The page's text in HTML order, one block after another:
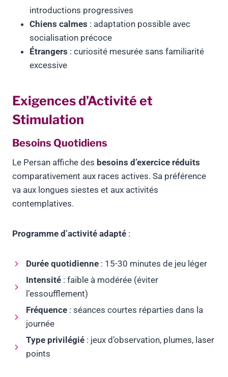
introductions progressives
Chiens calmes : adaptation possible avec
socialisation précoce
Étrangers : curiosité mesurée sans familiarité
excessive
Exigences d’Activité et
Stimulation
Besoins Quotidiens
Le Persan affiche des besoins d’exercice réduits
comparativement aux races actives. Sa préférence
va aux longues siestes et aux activités
contemplatives.
Programme d’activité adapté :
Durée quotidienne : 15-30 minutes de jeu léger
Intensité : faible à modérée (éviter
l’essoufflement)
Fréquence : séances courtes réparties dans la
journée
Type privilégié : jeux d’observation, plumes, laser
points